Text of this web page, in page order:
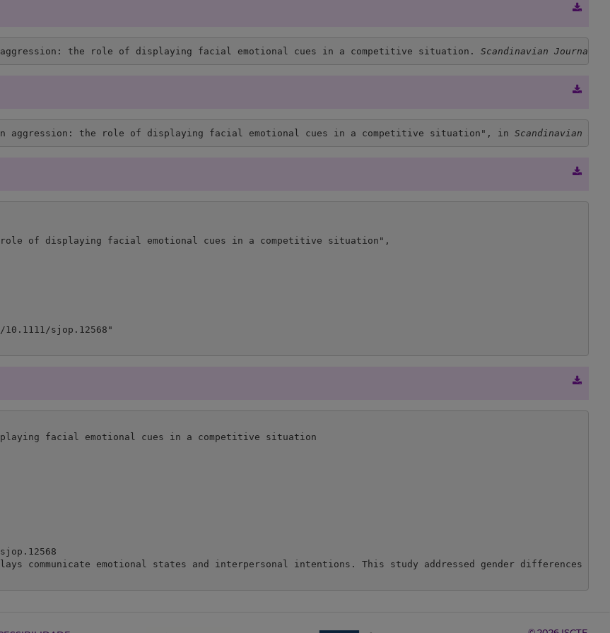
the role of displaying facial emotional cues in a competitive situation. Scandinavian Journal
aggression: the role of displaying facial emotional cues in a competitive situation", in Scandinavian
facial emotional cues in a competitive situation
communicate emotional states and interpersonal intentions. This study addressed gender